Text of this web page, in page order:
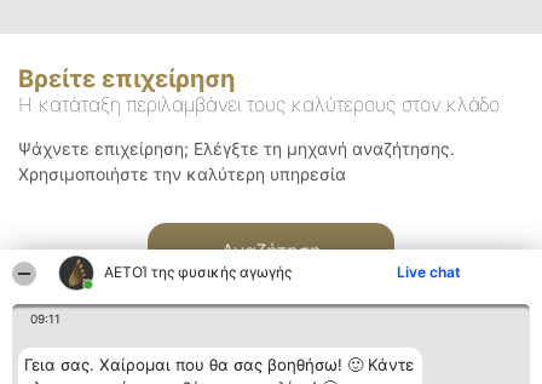
ΑΕΤΟΊ της φυσικής αγωγής Live chat
09:11
Γεια σας. Χαίρομαι που θα σας βοηθήσω! 🙂 Κάντε
Βρείτε επιχείρηση
Η κατάταξη περιλαμβάνει τους καλύτερους στον κλάδο
Ψάχνετε επιχείρηση; Ελέγξτε τη μηχανή αναζήτησης.
Χρησιμοποιήστε την καλύτερη υπηρεσία
Αναζήτηση